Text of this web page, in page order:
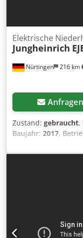
Nürtingen 216 km
Elektrische
Jungheinrich
Anfragen
Zustand: gebraucht,
Baujahr: 2017,
Kraftstofftyp: